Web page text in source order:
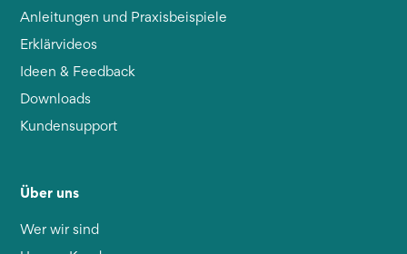
Anleitungen und Praxisbeispiele
Erklärvideos
Ideen & Feedback
Downloads
Kundensupport
Über uns
Wer wir sind